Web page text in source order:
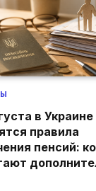
в Украине
правила
пенсий: